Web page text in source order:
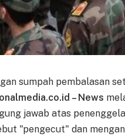
sumpah pembalasan
– News
jawab atas
"pengecut" dan